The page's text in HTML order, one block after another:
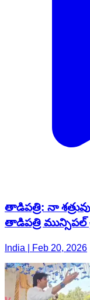
తాడిపత్రి: నా
తాడిపత్రి మున్సిపల్
India | Feb 20, 2026